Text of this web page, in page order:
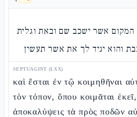
המקום אשר ישכב שם ובאת וגלית
והוא יגיד לך את אשר תעשין
SEPTUAGINT (LXX)
καὶ ἔσται ἐν τῷ κοιμηθῆναι
τὸν τόπον, ὅπου κοιμᾶται
ἀποκαλύψεις τὰ πρὸς ποδῶν